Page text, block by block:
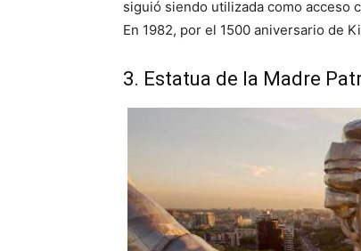
siguió siendo utilizada como acceso
En 1982, por el 1500 aniversario de
3. Estatua de la Madre